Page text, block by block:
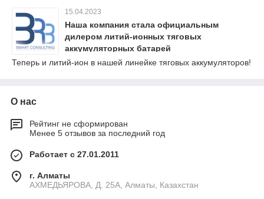
15.04.2023
Наша компания стала официальным
дилером литий-ионных тяговых
аккумуляторных батарей
Теперь и литий-ион в нашей линейке тяговых аккумуляторов!
О нас
Рейтинг не сформирован
Менее 5 отзывов за последний год
Работает с 27.01.2011
г. Алматы
АХМЕДЬЯРОВА, Д. 25А, Алматы, Казахстан